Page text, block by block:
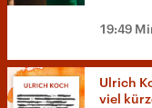
19:49
Ulrich
viel